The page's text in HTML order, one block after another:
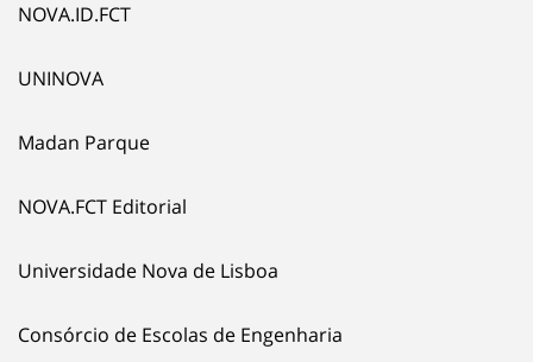
NOVA.ID.FCT
UNINOVA
Madan Parque
NOVA.FCT Editorial
Universidade Nova de Lisboa
Consórcio de Escolas de Engenharia